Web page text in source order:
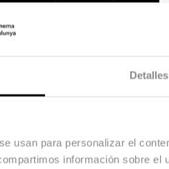
Detalles
usan para personalizar el
información sobre el